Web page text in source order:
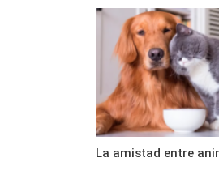
La amistad entre